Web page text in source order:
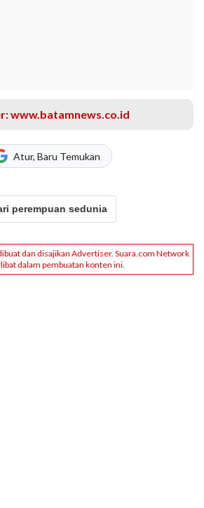
www.batamnews.co.id
Atur, Baru Temukan
perempuan sedunia